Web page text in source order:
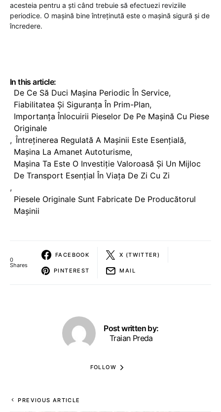
acesteia pentru a ști când trebuie să efectuezi reviziile
periodice. O mașină bine întreținută este o mașină sigură și de
încredere.
In this article:
De Ce Să Duci Mașina Periodic În Service,
Fiabilitatea Și Siguranța În Prim-Plan,
Importanța Înlocuirii Pieselor De Pe Mașină Cu Piese
Originale
, Întreținerea Regulată A Mașinii Este Esențială,
Mașina La Amanet Autoturisme,
Mașina Ta Este O Investiție Valoroasă Și Un Mijloc
De Transport Esențial În Viața De Zi Cu Zi
,
Piesele Originale Sunt Fabricate De Producătorul
Mașinii
0
Shares
FACEBOOK X (TWITTER)
PINTEREST MAIL
Post written by:
Traian Preda
FOLLOW
PREVIOUS ARTICLE